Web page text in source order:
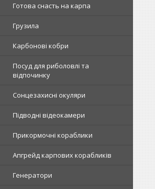
Готова снасть на карпа
Грузила
Карбонові кобри
Посуд для риболовлі та
відпочинку
Сонцезахисні окуляри
Підводні відеокамери
Прикормочні кораблики
Апгрейд карпових корабликів
Генератори